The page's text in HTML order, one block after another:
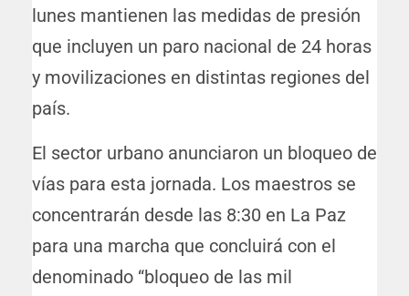
lunes mantienen las medidas de presión
que incluyen un paro nacional de 24 horas
y movilizaciones en distintas regiones del
país.
El sector urbano anunciaron un bloqueo de
vías para esta jornada. Los maestros se
concentrarán desde las 8:30 en La Paz
para una marcha que concluirá con el
denominado “bloqueo de las mil